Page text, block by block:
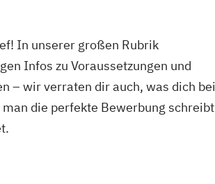
In unserer großen Rubrik
Infos zu Voraussetzungen und
– wir verraten dir auch, was dich bei
die perfekte Bewerbung schreibt